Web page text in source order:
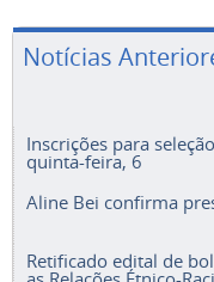
Notícias
Inscrições para
quinta-feira, 6
Aline Bei confirma
Retificado edital de